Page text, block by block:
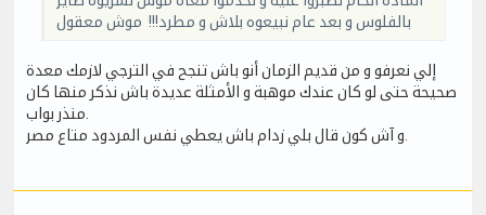
بالفلوس و بعد عام نبيعوه بلاش و مطرد!!! موش معقول
إلي نعرفو و من قديم الزمان أنو باش تنجح في الترجي لازمك معدة
صحيحة حتى لو كان عندك موهبة و الأمثلة عديدة باش نذكر منها كان
منذر بواب.
و آش كون قال بلي زدام باش يعطي نفس المردود متاع مصر.